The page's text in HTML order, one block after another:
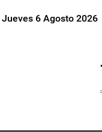
Jueves 6 Agosto 2026